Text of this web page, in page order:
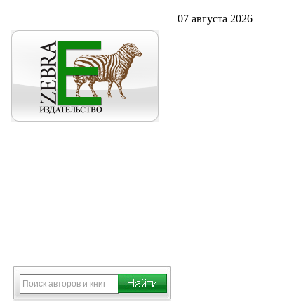
07 августа 2026